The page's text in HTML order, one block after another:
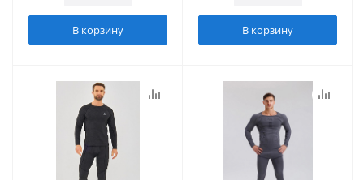
В корзину В корзину